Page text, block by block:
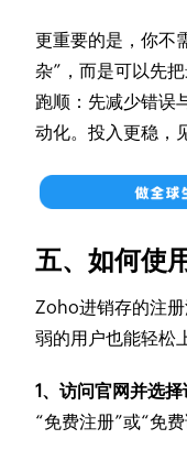
更重要的是，你不
杂”，而是可以先
跑顺：先减少错误
动化。投入更稳，
五、如何使
Zoho进销存的注
弱的用户也能轻松
1、访问官网并选择
“免费注册”或“免